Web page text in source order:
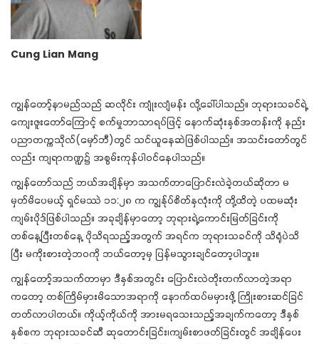
Cung Lian Mang
ကျွန်တော့်နာမည်သည် ဆလိုင်း ကျုံးလျံမန်း လို့ခေါ်ပါသည်။ ဘုရားသခင်ရဲ့
ကျေးဇူးတော်ကြောင့် စက်မှုဘာသာရပ်ဖြင့် နောက်ဆုံးနှစ်အတန်းကို နည်း
ပညာတက္ကသိုလ်(မှော်ဘီ)တွင် သင်ယူနေဆဲဖြစ်ပါသည်။ အသင်းတော်တွင်
လည်း ကျရာကဏ္ဍ၌ အစွမ်းကုန်ပါဝင်နေပါသည်။
ကျွန်တော်သည် ဘယ်အချိန်မှာ အသက်တာပြောင်းလဲခဲ့တယ်ဆိုတာ မ
မှတ်မိပေမယ့် ရှင်မဿဲ ၁၁:၂၈ က ကျွန်ုပ်စိတ်နှလုံးကို တို့ထိတဲ့ ပထမဆုံး
ကျမ်းပိုဒ်ဖြစ်ပါသည်။ အခုချိန်မှာတော့ ဘုရားရဲ့ကောင်းမြတ်ခြင်းကို
တစ်နေ့ပြီးတစ်နေ့ ပိုသိရသည့်အတွက် အရင်က ဘုရားသခင်ကို သိရုံပဲသိ
ပြီး မကိုးစားတဲ့ဘဝကို ဘယ်တော့မှ ပြန်မသွားချင်တော့ပါဘူး။
ကျွန်တော့်အသက်တာမှာ ဒီနှစ်အတွင်း ပြောင်းလဲတိုးတက်လာတဲ့အရာ
ကတော့ တစ်ကြိမ်မှားမိသောအရာကို နောက်ထပ်မမှားဖို့ ကြိုးစားဆင်ခြင်
တတ်လာပါတယ်။ ကိုယ့်ကိုယ်ကို အားမရသေးသည့်အချက်ကတော့ ဒီနှစ်
နှစ်စက ဘုရားသခင်ဆီ ဆုတောင်းခြင်း၊ကျမ်းစာဖတ်ခြင်းတွင် အချိန်ပေး